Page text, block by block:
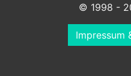
© 1998 -
Impressum